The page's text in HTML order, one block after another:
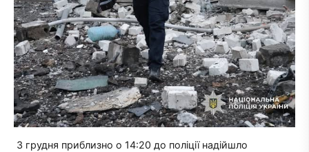
3 грудня приблизно о 14:20 до поліції надійшло